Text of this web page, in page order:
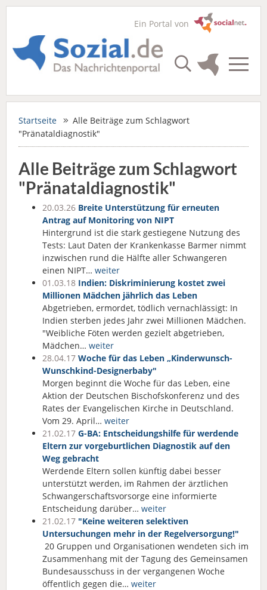
Ein Portal von
Startseite
Alle Beiträge zum Schlagwort
"Pränataldiagnostik"
Alle Beiträge zum Schlagwort
"Pränataldiagnostik"
20.03.26 Breite Unterstützung für erneuten
Antrag auf Monitoring von NIPT
Hintergrund ist die stark gestiegene Nutzung des
Tests: Laut Daten der Krankenkasse Barmer nimmt
inzwischen rund die Hälfte aller Schwangeren
einen NIPT… weiter
01.03.18 Indien: Diskriminierung kostet zwei
Millionen Mädchen jährlich das Leben
Abgetrieben, ermordet, tödlich vernachlässigt: In
Indien sterben jedes Jahr zwei Millionen Mädchen.
"Weibliche Föten werden gezielt abgetrieben,
Mädchen… weiter
28.04.17 Woche für das Leben „Kinderwunsch-
Wunschkind-Designerbaby"
Morgen beginnt die Woche für das Leben, eine
Aktion der Deutschen Bischofskonferenz und des
Rates der Evangelischen Kirche in Deutschland.
Vom 29. April… weiter
21.02.17 G-BA: Entscheidungshilfe für werdende
Eltern zur vorgeburtlichen Diagnostik auf den
Weg gebracht
Werdende Eltern sollen künftig dabei besser
unterstützt werden, im Rahmen der ärztlichen
Schwangerschaftsvorsorge eine informierte
Entscheidung darüber… weiter
21.02.17 "Keine weiteren selektiven
Untersuchungen mehr in der Regelversorgung!"
20 Gruppen und Organisationen wendeten sich im
Zusammenhang mit der Tagung des Gemeinsamen
Bundesausschuss in der vergangenen Woche
öffentlich gegen die… weiter